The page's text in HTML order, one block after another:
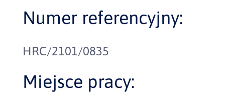
Numer referencyjny:
HRC/2101/0835
Miejsce pracy: